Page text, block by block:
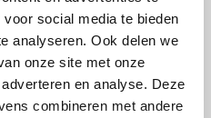
social media te bieden
analyseren. Ook delen we
onze site met onze
en analyse. Deze
combineren met andere
vertaald. Probeer het later